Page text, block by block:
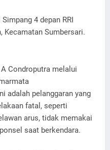
4 depan RRI
Kecamatan Sumbersari.
Condroputra melalui
adalah pelanggaran yang
fatal, seperti
arus, tidak memakai
saat berkendara.